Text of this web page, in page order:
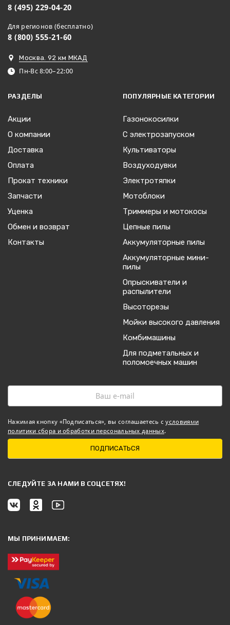
8 (495) 229-04-20
Для регионов (бесплатно)
8 (800) 555-21-60
Москва. 92 км МКАД
Пн-Вс 8:00–22:00
РАЗДЕЛЫ
Акции
О компании
Доставка
Оплата
Прокат техники
Запчасти
Уценка
Обмен и возврат
Контакты
ПОПУЛЯРНЫЕ КАТЕГОРИИ
Газонокосилки
С электрозапуском
Культиваторы
Воздуходувки
Электротяпки
Мотоблоки
Триммеры и мотокосы
Цепные пилы
Аккумуляторные пилы
Аккумуляторные мини-
пилы
Опрыскиватели и
распылители
Высоторезы
Мойки высокого давления
Комбимашины
Для подметальных и
поломоечных машин
Нажимая кнопку «Подписаться», вы соглашаетесь сусловиями
политики сбора и обработки персональных данных.
ПОДПИСАТЬСЯ
CЛЕДУЙТЕ ЗА НАМИ В СОЦСЕТЯХ!
МЫ ПРИНИМАЕМ: